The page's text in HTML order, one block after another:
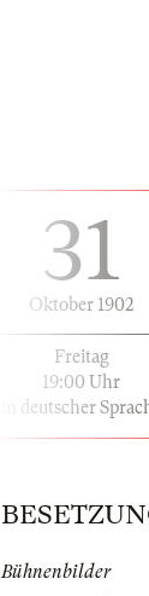
31
Oktober 1902
Freitag
19:00 Uhr
in deutscher
Bühnenbilder